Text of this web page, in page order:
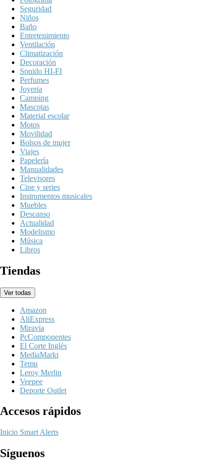
Seguridad
Niños
Baño
Entretenimiento
Ventilación
Climatización
Decoración
Sonido HI-FI
Perfumes
Joyeria
Camping
Mascotas
Material escolar
Motos
Movilidad
Bolsos de mujer
Viajes
Papelería
Manualidades
Televisores
Cine y series
Instrumentos musicales
Muebles
Descanso
Actualidad
Modelismo
Música
Libros
Tiendas
Ver todas
Amazon
AliExpress
Miravia
PcComponentes
El Corte Inglés
MediaMarkt
Temu
Leroy Merlin
Veepee
Deporte Outlet
Accesos rápidos
Inicio Smart Alerts
Síguenos